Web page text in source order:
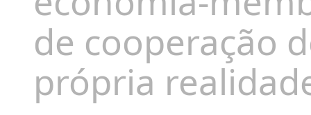
de cooperação
própria